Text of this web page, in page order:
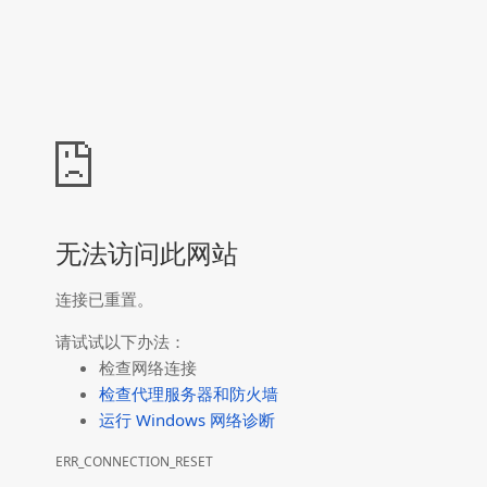
无法访问此网站
连接已重置。
请试试以下办法：
检查网络连接
检查代理服务器和防火墙
运行 Windows 网络诊断
ERR_CONNECTION_RESET